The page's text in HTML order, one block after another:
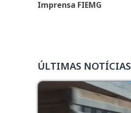
Imprensa FIEMG
ÚLTIMAS NOTÍCIAS